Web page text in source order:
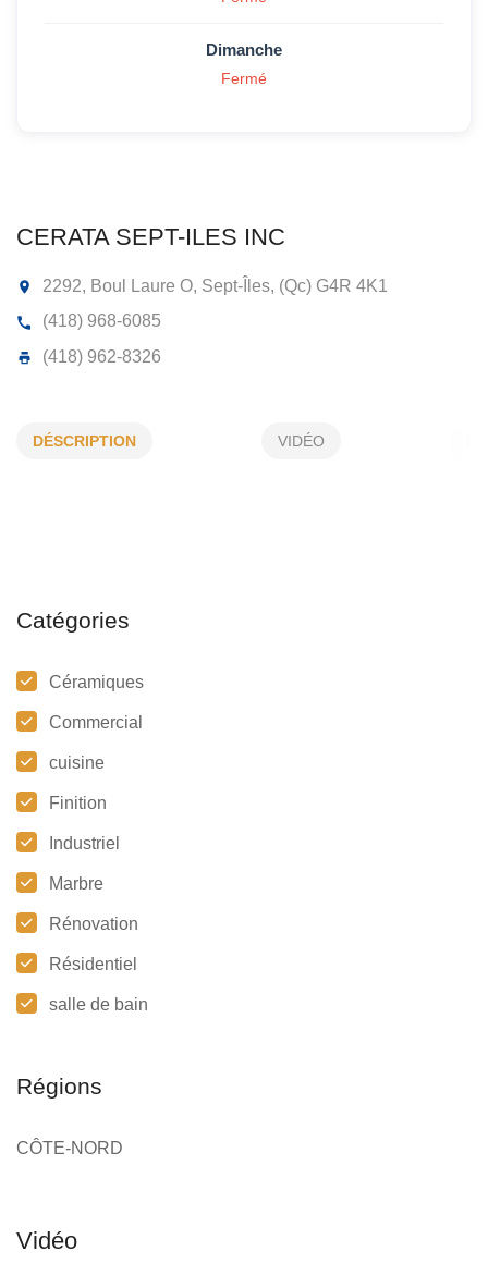
2292, Boul Laure O, Sept-Îles, (Qc)
DÉSCRIPTION VIDÉO
Catégories
Céramiques
Commercial
cuisine
Finition
Industriel
Marbre
Rénovation
Résidentiel
salle de bain
Régions
CÔTE-NORD
Dimanche
Fermé